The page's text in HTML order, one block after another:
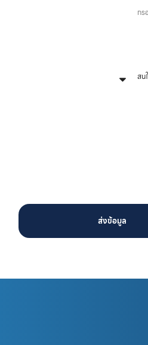
ส่งข้อมูล